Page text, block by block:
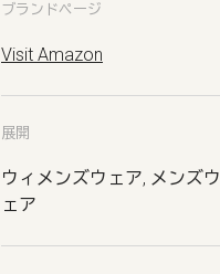
ブランドページ
Visit Amazon
展開
ウィメンズウェア, メンズ
ェア